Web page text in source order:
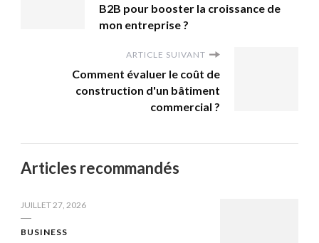
B2B pour booster la croissance de
mon entreprise ?
ARTICLE SUIVANT
Comment évaluer le coût de
construction d'un bâtiment
commercial ?
Articles recommandés
JUILLET 27, 2026
BUSINESS